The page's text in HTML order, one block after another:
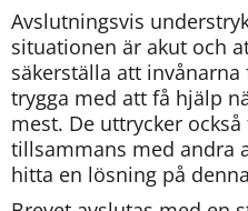
Avslutningsvis
situationen är akut och
säkerställa att
trygga med att få hjälp
mest. De uttrycker
tillsammans med andra
hitta en lösning på